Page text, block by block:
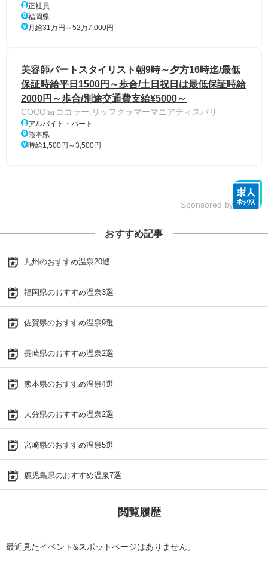
正社員
福岡県
月給31万円～52万7,000円
美容師パートスタイリスト朝9時～夕方16時迄/最低
保証時給平日1500円～歩合/土日祝日は最低保証時給
2000円～歩合/別途交通費支給¥5000～
COCOlarココラー.リップグラマーマニアティスパリ
アルバイト・パート
熊本県
時給1,500円～3,500円
Sponsored by
おすすめ記事
九州のおすすめ温泉20選
福岡県のおすすめ温泉3選
佐賀県のおすすめ温泉9選
長崎県のおすすめ温泉2選
熊本県のおすすめ温泉4選
大分県のおすすめ温泉2選
宮崎県のおすすめ温泉5選
鹿児島県のおすすめ温泉7選
閲覧履歴
最近見たイベント&スポットページはありません。